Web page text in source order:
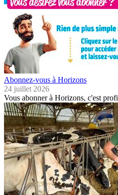
Abonnez-vous à Horizons
24 juillet 2026
Vous abonner à Horizons, c'est